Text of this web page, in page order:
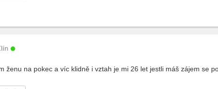
ženu na pokec a víc klidně i vztah je mi 26 let jestli máš zájem se